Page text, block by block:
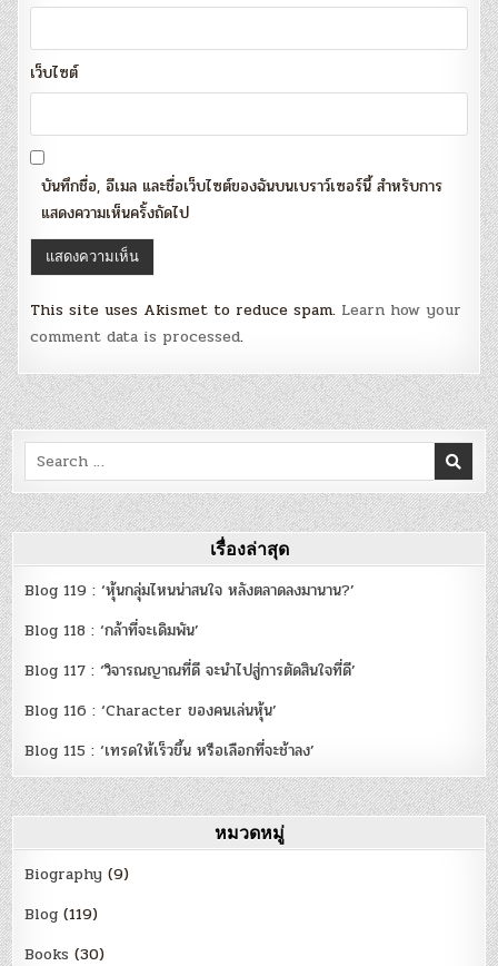
เว็บไซต์
บันทึกชื่อ, อีเมล และชื่อเว็บไซต์ของฉันบนเบราว์เซอร์นี้ สำหรับการ
แสดงความเห็นครั้งถัดไป
This site uses Akismet to reduce spam. Learn how your
comment data is processed.
Search
for:
เรื่องล่าสุด
Blog 119 : ‘หุ้นกลุ่มไหนน่าสนใจ หลังตลาดลงมานาน?’
Blog 118 : ‘กล้าที่จะเดิมพัน’
Blog 117 : ‘วิจารณญาณที่ดี จะนำไปสู่การตัดสินใจที่ดี’
Blog 116 : ‘Character ของคนเล่นหุ้น’
Blog 115 : ‘เทรดให้เร็วขึ้น หรือเลือกที่จะช้าลง’
หมวดหมู่
Biography (9)
Blog (119)
Books (30)